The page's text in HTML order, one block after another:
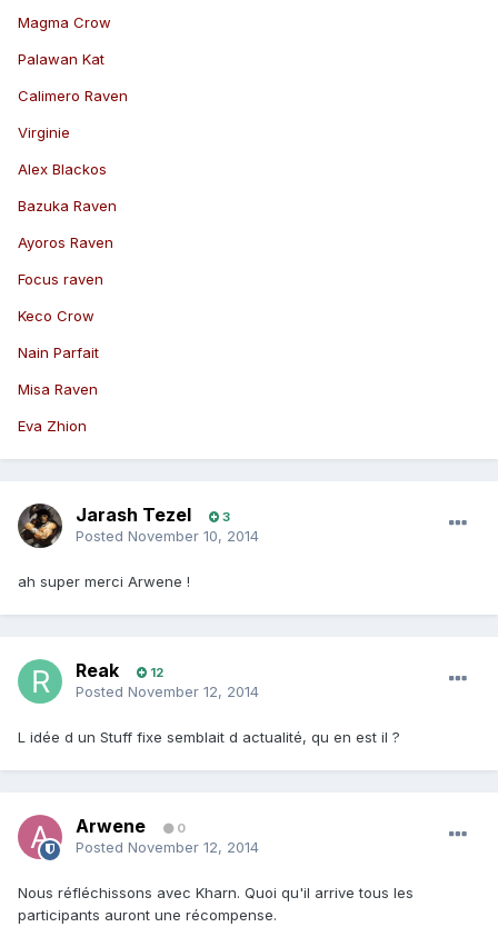
Magma Crow
Palawan Kat
Calimero Raven
Virginie
Alex Blackos
Bazuka Raven
Ayoros Raven
Focus raven
Keco Crow
Nain Parfait
Misa Raven
Eva Zhion
Jarash Tezel 3
Posted November 10, 2014
ah super merci Arwene !
Reak 12
Posted November 12, 2014
L idée d un Stuff fixe semblait d actualité, qu en est il ?
Arwene 0
Posted November 12, 2014
Nous réfléchissons avec Kharn. Quoi qu'il arrive tous les
participants auront une récompense.